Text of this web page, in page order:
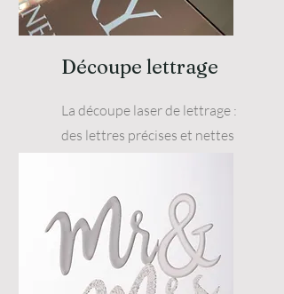
Découpe lettrage
La découpe laser de lettrage :
des lettres précises et nettes